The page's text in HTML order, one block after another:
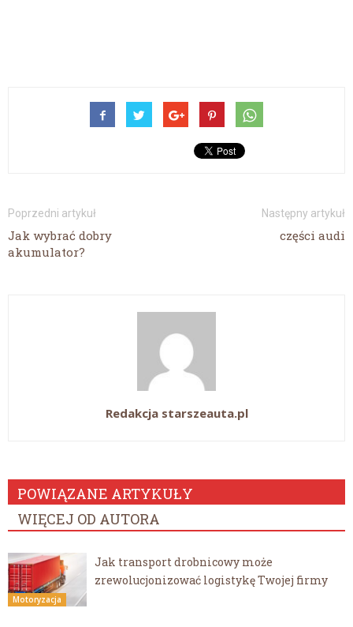
Poprzedni artykuł
Jak wybrać dobry
akumulator?
Następny artykuł
części audi
Redakcja starszeauta.pl
POWIĄZANE ARTYKUŁY
WIĘCEJ OD AUTORA
Motoryzacja
Jak transport drobnicowy może
zrewolucjonizować logistykę Twojej firmy